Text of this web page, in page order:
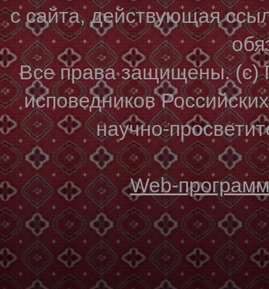
с сайта, действующая
Все права защищены. (с)
исповедников
научно-
Web-